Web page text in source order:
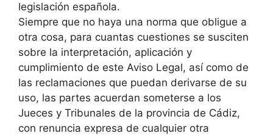
legislación española.
Siempre que no haya una norma que obligue a
otra cosa, para cuantas cuestiones se susciten
sobre la interpretación, aplicación y
cumplimiento de este Aviso Legal, así como de
las reclamaciones que puedan derivarse de su
uso, las partes acuerdan someterse a los
Jueces y Tribunales de la provincia de Cádiz,
con renuncia expresa de cualquier otra